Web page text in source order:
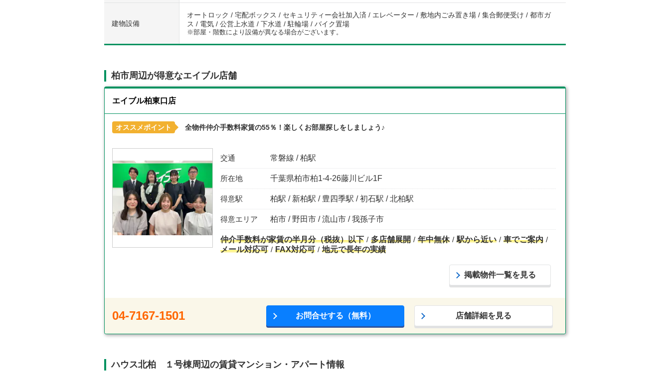
建物設備
オートロック / 宅配ボックス / セキュリティー会社加入済 / エレベーター / 敷地内ごみ置き場 / 集合郵便受け / 都市ガ
ス / 電気 / 公営上水道 / 下水道 / 駐輪場 / バイク置場
※部屋・階数により設備が異なる場合がございます。
柏市周辺が得意なエイブル店舗
エイブル柏東口店
オススメポイント 全物件仲介手数料家賃の55％！楽しくお部屋探しをしましょう♪
交通 常磐線 / 柏駅
所在地 千葉県柏市柏1-4-26藤川ビル1F
得意駅 柏駅 / 新柏駅 / 豊四季駅 / 初石駅 / 北柏駅
得意エリア 柏市 / 野田市 / 流山市 / 我孫子市
仲介手数料が家賃の半月分（税抜）以下 多店舗展開 年中無休 駅から近い
車でご案内
メール対応可
FAX対応可 地元で長年の実績
掲載物件一覧を見る
04-7167-1501 お問合せする（無料） 店舗詳細を見る
ハウス北柏 １号棟周辺の賃貸マンション・アパート情報